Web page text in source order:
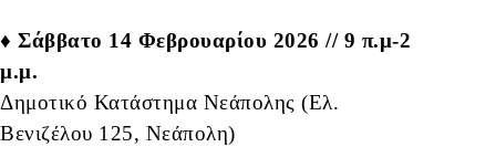
♦ Σάββατο 14 Φεβρουαρίου 2026 // 9 π.μ-2
μ.μ.
Δημοτικό Κατάστημα Νεάπολης (Ελ.
Βενιζέλου 125, Νεάπολη)